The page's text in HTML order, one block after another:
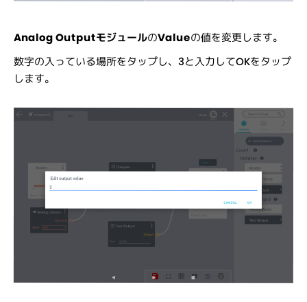
Analog OutputモジュールのValueの値を変更します。
数字の入っている場所をタップし、3と入力してOKをタップ
します。